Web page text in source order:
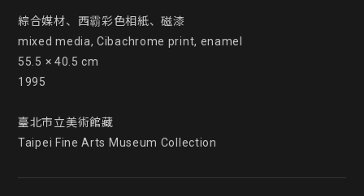
綜合媒材、西霸彩色相紙、磁漆
mixed media, Cibachrome print, enamel
55.5 × 40.5 cm
1995
臺北市立美術館藏
Taipei Fine Arts Museum Collection